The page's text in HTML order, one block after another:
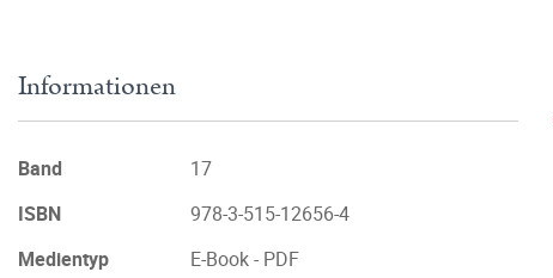
Informationen
Band
17
ISBN
978-3-515-12656-4
Medientyp
E-Book - PDF